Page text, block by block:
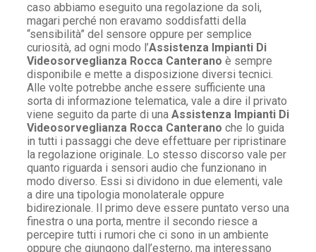
caso abbiamo eseguito una regolazione da soli,
magari perché non eravamo soddisfatti della
“sensibilità” del sensore oppure per semplice
curiosità, ad ogni modo l’Assistenza Impianti Di
Videosorveglianza Rocca Canterano è sempre
disponibile e mette a disposizione diversi tecnici.
Alle volte potrebbe anche essere sufficiente una
sorta di informazione telematica, vale a dire il privato
viene seguito da parte di una Assistenza Impianti Di
Videosorveglianza Rocca Canterano che lo guida
in tutti i passaggi che deve effettuare per ripristinare
la regolazione originale. Lo stesso discorso vale per
quanto riguarda i sensori audio che funzionano in
modo diverso. Essi si dividono in due elementi, vale
a dire una tipologia monolaterale oppure
bidirezionale. Il primo deve essere puntato verso una
finestra o una porta, mentre il secondo riesce a
percepire tutti i rumori che ci sono in un ambiente
oppure che giungono dall’esterno, ma interessano